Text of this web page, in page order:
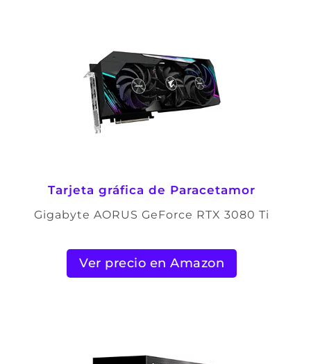
Tarjeta gráfica de Paracetamor
Gigabyte AORUS GeForce RTX 3080 Ti
Ver precio en Amazon